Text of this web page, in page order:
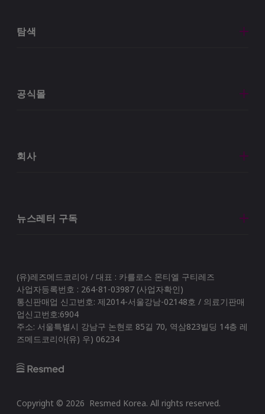
탐색
공식몰
회사
뉴스레터 구독
(유)레즈메드코리아 / 대표 : 카를로스 몬티엘 구티레즈
사업자등록번호 : 264-81-03987 (사업자확인)
통신판매업 신고번호: 제2014-서울강남-02148호 / 의료기판매
업신고번호:6904
주소: 서울특별시 강남구 논현로 85길 70, 역삼823빌딩 14층 레
즈메드코리아(유) 우) 06234
Copyright © 2026 Resmed Korea. All rights reserved.